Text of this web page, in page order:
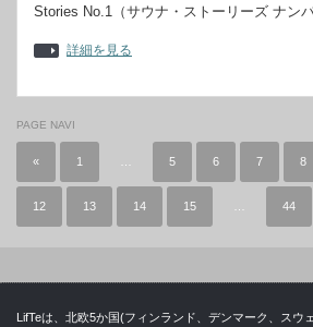
Stories No.1（サウナ・ストーリーズ ナン
詳細を見る
PAGE NAVI
« 1 5 6 7 8
12 13 14 15 44
LifTeは、北欧5か国(フィンランド、デンマーク、スウ